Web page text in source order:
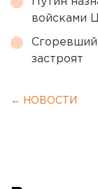
войсками
застроят
← НОВОСТИ